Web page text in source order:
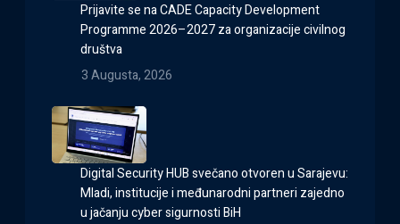
Prijavite se na CADE Capacity Development
Programme 2026–2027 za organizacije civilnog
društva
3 Augusta, 2026
Digital Security HUB svečano otvoren u Sarajevu:
Mladi, institucije i međunarodni partneri zajedno
u jačanju cyber sigurnosti BiH